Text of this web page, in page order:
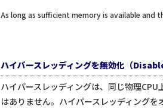
As long as sufficient memory is available and
ハイパースレッディングを無効化（
ハイパースレッディングは、同じ物理
はありません。ハイパースレッディング